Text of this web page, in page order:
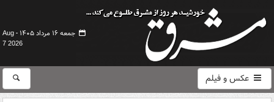
جمعه ۱۶ مرداد ۱۴۰۵ -
Aug
7 2026
عکس و فیلم